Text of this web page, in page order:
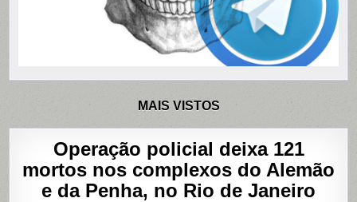
MAIS VISTOS
Operação policial deixa 121
mortos nos complexos do Alemão
e da Penha, no Rio de Janeiro